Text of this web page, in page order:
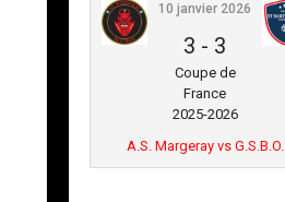
10 janvier 2026
3 - 3
Coupe de
France
2025-2026
A.S. Margeray vs G.S.B.O.